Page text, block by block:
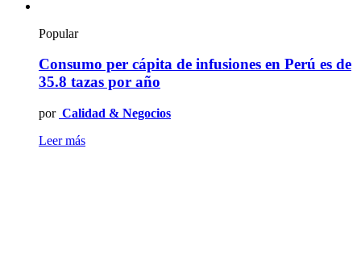
Popular
Consumo per cápita de infusiones en Perú es de
35.8 tazas por año
por Calidad & Negocios
Leer más